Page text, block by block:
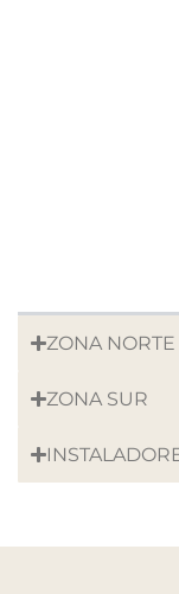
ZONA NORTE
ZONA SUR